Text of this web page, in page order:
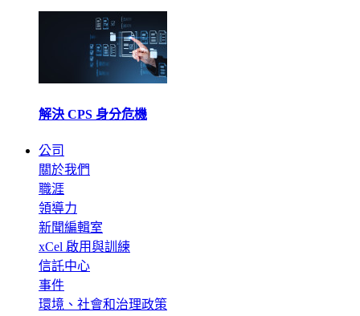
解決 CPS 身分危機
公司
關於我們
職涯
領導力
新聞編輯室
xCel 啟用與訓練
信託中心
事件
環境、社會和治理政策